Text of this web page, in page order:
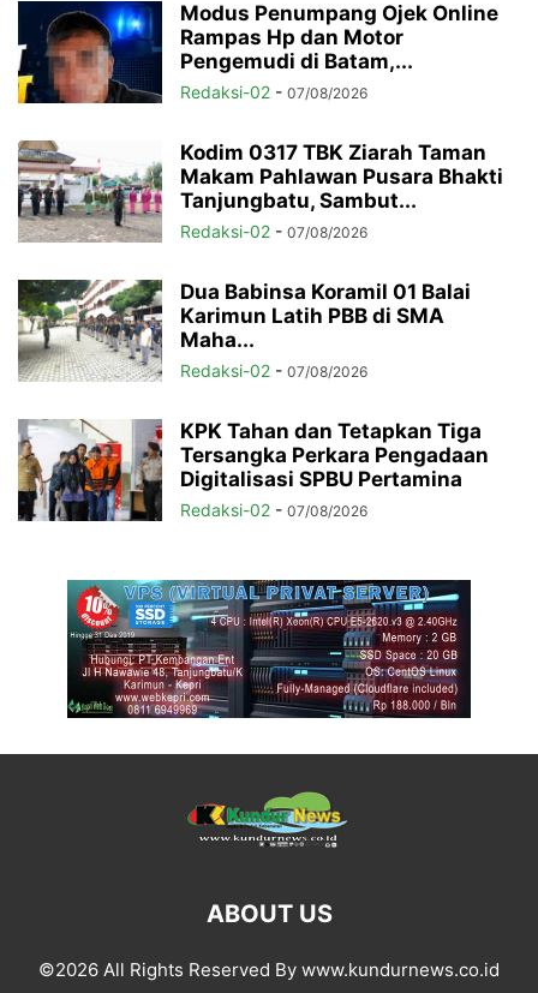
Modus Penumpang Ojek Online
Rampas Hp dan Motor
Pengemudi di Batam,...
Redaksi-02 - 07/08/2026
Kodim 0317 TBK Ziarah Taman
Makam Pahlawan Pusara Bhakti
Tanjungbatu, Sambut...
Redaksi-02 - 07/08/2026
Dua Babinsa Koramil 01 Balai
Karimun Latih PBB di SMA
Maha...
Redaksi-02 - 07/08/2026
KPK Tahan dan Tetapkan Tiga
Tersangka Perkara Pengadaan
Digitalisasi SPBU Pertamina
Redaksi-02 - 07/08/2026
ABOUT US
©2026 All Rights Reserved By www.kundurnews.co.id